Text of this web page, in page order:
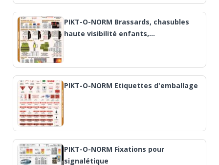
PIKT-O-NORM Brassards, chasubles
haute visibilité enfants,…
PIKT-O-NORM Etiquettes d'emballage
PIKT-O-NORM Fixations pour
signalétique